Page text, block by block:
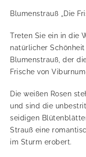
Blumenstrauß „Die
Treten Sie ein in die
natürlicher
Blumenstrauß, der
Frische von
Die weißen Rosen
und sind die
seidigen
Strauß eine
im Sturm erobert.